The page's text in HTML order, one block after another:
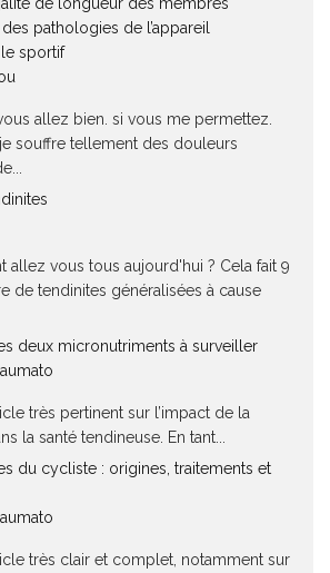
de longueur des membres
pathologies de l’appareil
sportif
allez bien. si vous me permettez.
souffre tellement des douleurs
allez vous tous aujourd'hui ? Cela fait 9
de tendinites généralisées à cause
deux micronutriments à surveiller
très pertinent sur l’impact de la
la santé tendineuse. En tant...
du cycliste : origines, traitements et
très clair et complet, notamment sur